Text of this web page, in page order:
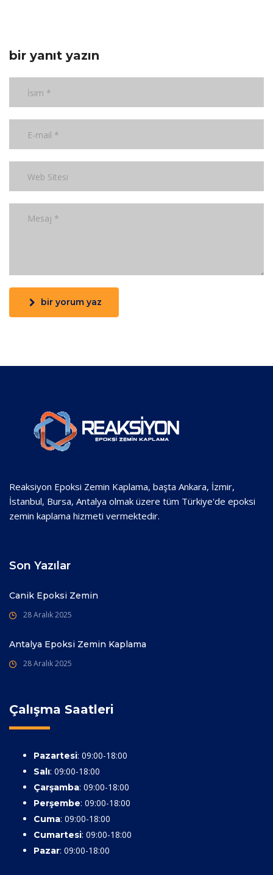
bir yanıt yazın
bir yorum yaz
Reaksiyon Epoksi Zemin Kaplama, başta Ankara, İzmir,
İstanbul, Bursa, Antalya olmak üzere tüm Türkiye'de epoksi
zemin kaplama hizmeti vermektedir.
Son Yazılar
Canik Epoksi Zemin
28 Aralık 2025
Antalya Epoksi Zemin Kaplama
28 Aralık 2025
Çalışma Saatleri
Pazartesi: 09:00-18:00
Salı: 09:00-18:00
Çarşamba: 09:00-18:00
Perşembe: 09:00-18:00
Cuma: 09:00-18:00
Cumartesi: 09:00-18:00
Pazar: 09:00-18:00